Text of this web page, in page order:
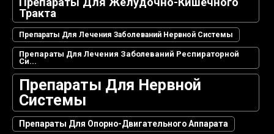
Тракта
Препараты Для Лечения Заболеваний Нервной Системы
Препараты Для Лечения Заболеваний Респираторной
Си...
Препараты Для Нервной
Системы
Препараты Для Опорно-Двигательного Аппарата